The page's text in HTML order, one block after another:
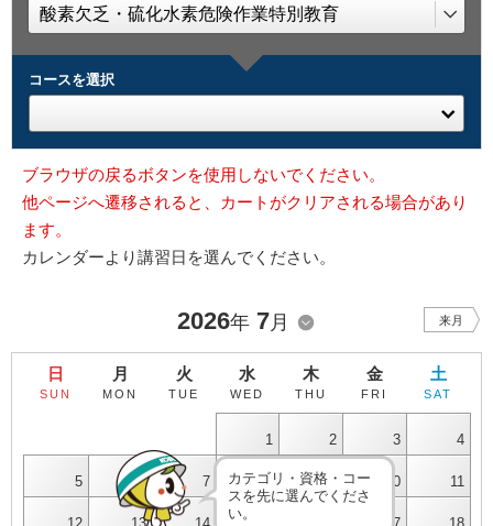
コースを選択
ブラウザの戻るボタンを使用しないでください。
他ページへ遷移されると、カートがクリアされる場合があり
ます。
カレンダーより講習日を選んでください。
2026年 7月 来月
日
SUN
月
MON
火
TUE
水
WED
木
THU
金
FRI
土
SAT
1 2 3 4
5 6 7 8 9 10 11
カテゴリ・資格・コー
スを先に選んでくださ
い。